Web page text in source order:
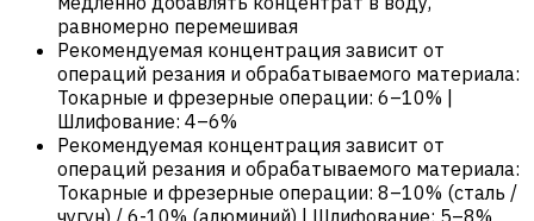
равномерно перемешивая
Рекомендуемая концентрация зависит от
операций резания и обрабатываемого материала:
Токарные и фрезерные операции: 6–10% |
Шлифование: 4–6%
Рекомендуемая концентрация зависит от
операций резания и обрабатываемого материала:
Токарные и фрезерные операции: 8–10% (сталь /
чугун) / 6-10% (алюминий) | Шлифование: 5–8%